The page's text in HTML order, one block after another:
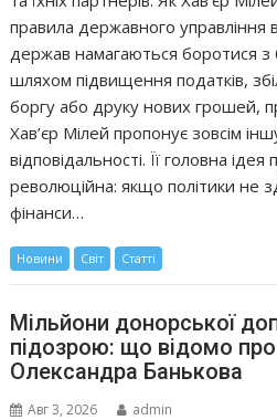
правила державного управління
держав намагаються боротися
шляхом підвищення податків,
боргу або друку нових грошей,
Хав’єр Мілей пропонує зовсім
відповідальності. Її головна
революційна: якщо політики не
фінанси…
Новини Світ Статті
Мільйони донорської
підозрою: що відомо
Олександра Банькова
Авг 3, 2026 admin